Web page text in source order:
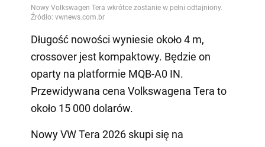
Długość nowości wyniesie około 4 m,
crossover jest kompaktowy. Będzie on
oparty na platformie MQB-A0 IN.
Przewidywana cena Volkswagena Tera to
około 15 000 dolarów.
Nowy VW Tera 2026 skupi się na